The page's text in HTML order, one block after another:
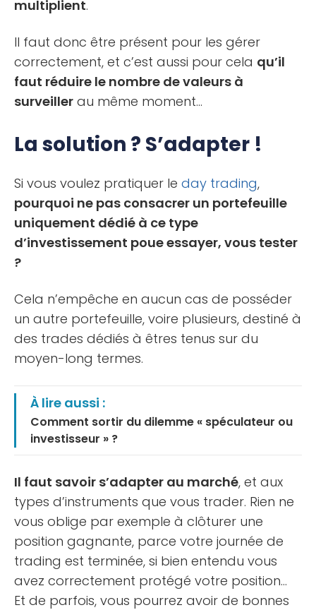
multiplient.
Il faut donc être présent pour les gérer
correctement, et c’est aussi pour cela qu’il
faut réduire le nombre de valeurs à
surveiller au même moment…
La solution ? S’adapter !
Si vous voulez pratiquer le day trading,
pourquoi ne pas consacrer un portefeuille
uniquement dédié à ce type
d’investissement poue essayer, vous tester
?
Cela n’empêche en aucun cas de posséder
un autre portefeuille, voire plusieurs, destiné à
des trades dédiés à êtres tenus sur du
moyen-long termes.
À lire aussi :
Comment sortir du dilemme « spéculateur ou
investisseur » ?
Il faut savoir s’adapter au marché, et aux
types d’instruments que vous trader. Rien ne
vous oblige par exemple à clôturer une
position gagnante, parce votre journée de
trading est terminée, si bien entendu vous
avez correctement protégé votre position…
Et de parfois, vous pourrez avoir de bonnes